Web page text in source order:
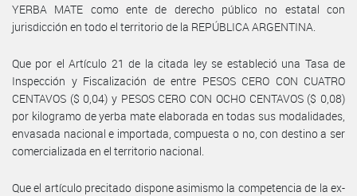
YERBA MATE como ente de derecho público no estatal con
jurisdicción en todo el territorio de la REPÚBLICA ARGENTINA.
Que por el Artículo 21 de la citada ley se estableció una Tasa de
Inspección y Fiscalización de entre PESOS CERO CON CUATRO
CENTAVOS ($ 0,04) y PESOS CERO CON OCHO CENTAVOS ($ 0,08)
por kilogramo de yerba mate elaborada en todas sus modalidades,
envasada nacional e importada, compuesta o no, con destino a ser
comercializada en el territorio nacional.
Que el artículo precitado dispone asimismo la competencia de la ex-